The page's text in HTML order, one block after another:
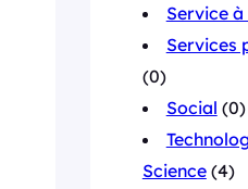
Service
Services
(0)
Social (0)
Science(4)